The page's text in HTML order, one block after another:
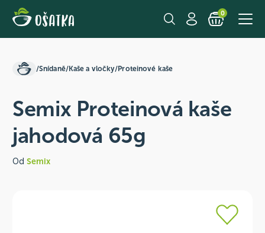
0
/Snídaně/Kaše a vločky/Proteinové kaše
Semix Proteinová kaše
jahodová 65g
Od Semix